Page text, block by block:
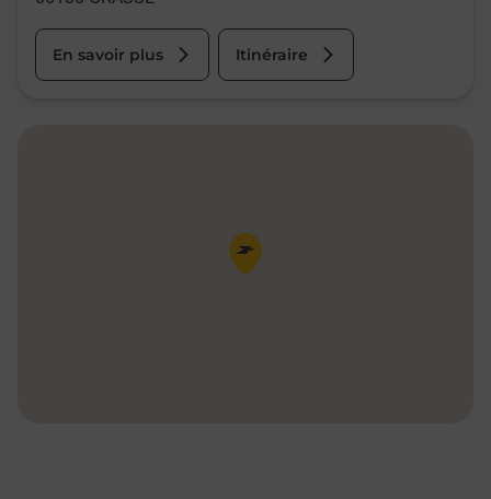
En savoir plus Itinéraire
Pin de la carte